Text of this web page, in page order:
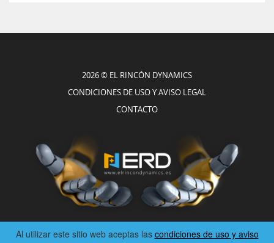
2026 © EL RINCÓN DYNAMICS
CONDICIONES DE USO Y AVISO LEGAL
CONTACTO
Al utilizar este sitio web aceptas las condiciones de uso y aviso